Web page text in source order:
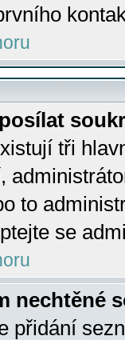
tři
to
se
nechtěné
přidání